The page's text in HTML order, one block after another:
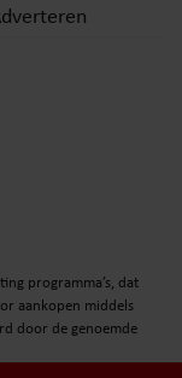
website blijft
programma’s, dat
aankopen middels
door de genoemde